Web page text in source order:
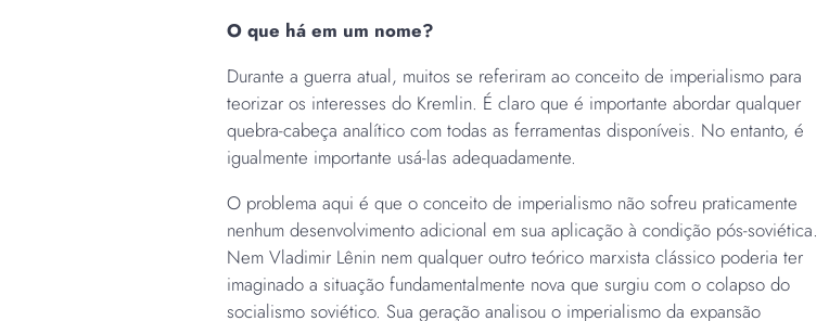
O que há em um nome?
Durante a guerra atual, muitos se referiram ao conceito de imperialismo para
teorizar os interesses do Kremlin. É claro que é importante abordar qualquer
quebra-cabeça analítico com todas as ferramentas disponíveis. No entanto, é
igualmente importante usá-las adequadamente.
O problema aqui é que o conceito de imperialismo não sofreu praticamente
nenhum desenvolvimento adicional em sua aplicação à condição pós-soviética.
Nem Vladimir Lênin nem qualquer outro teórico marxista clássico poderia ter
imaginado a situação fundamentalmente nova que surgiu com o colapso do
socialismo soviético. Sua geração analisou o imperialismo da expansão